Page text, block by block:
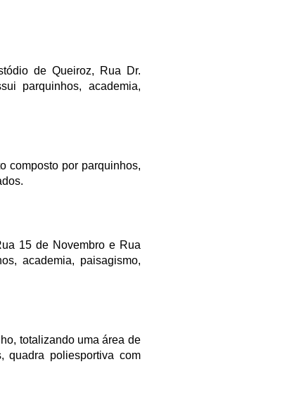
de Queiroz, Rua Dr.
parquinhos, academia,
composto por parquinhos,
15 de Novembro e Rua
academia, paisagismo,
totalizando uma área de
quadra poliesportiva com